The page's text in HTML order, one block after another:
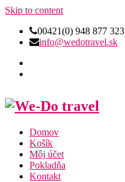
Skip to content
00421(0) 948 877 323
info@wedotravel.sk
Domov
Košík
Môj účet
Pokladňa
Kontakt